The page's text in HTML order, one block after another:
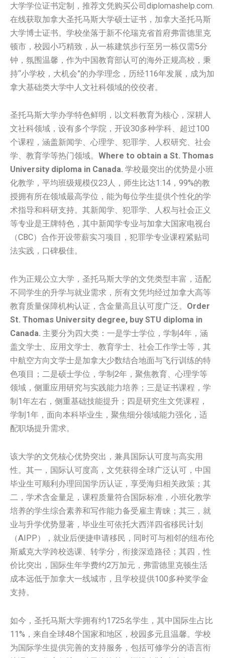
大学‌学位证书定制，推荐文凭购买公司diplomashelp.com.
在线获取加拿大圣托马斯大学‌硕士证书，加拿大圣托马斯
大学‌博士证书。学校坐落于新不伦瑞克省首府弗雷德里克
顿市，校园小巧精致，从一栋建筑步行至另一栋仅需5分
钟，氛围温馨，作为中国教育部认可的海外正规高校，秉
持“小学校，大机会”的办学理念，历经116年发展，成为加
拿大基础类大学中人文社科领域的佼佼者。
圣托马斯大学办学特色鲜明，以文科教育为核心，深耕人
文社科领域，设有多个学院，开设30多种学科、超过100
个课程，涵盖新闻学、心理学、犯罪学、人权研究、社会
学、教育学等热门领域。 Where to obtain a St. Thomas
University diploma in Canada. 学校最突出的优势是小班
化教学，平均班级规模仅23人，师生比达1:14，99%的教
授拥有所在领域最高学位，能为每位学生提供个性化的学
术指导和科研支持。其新闻学、犯罪学、人权与社会正义
等专业是王牌特色，其中新闻学专业与加拿大国家电视台
（CBC）合作开设带薪实习项目，犯罪学专业课程紧贴司
法实践，口碑极佳。
作为正规公立大学，圣托马斯大学的文凭类型丰富，适配
不同学生的升学与就业需求，所有文凭均经过加拿大高等
教育质量保障机构认证，含金量高且认可度广泛。 Order
St. Thomas University degree, buy STU diploma in
Canada. 主要分为四大类：一是学士学位，学制4年，涵
盖文学士、应用文学士、教育学士、社会工作学士等，其
中航空方向文学士是加拿大少数结合地面与飞行训练的特
色项目；二是硕士学位，学制2年，聚焦教育、心理学等
领域，侧重应用研究与实践能力培养；三是证书课程，学
制1年左右，侧重基础技能提升；四是研究生文凭课程，
学制1年，面向本科毕业生，聚焦细分领域能力强化，适
配职场提升需求。
该大学的文凭核心优势突出，兼具国际认可度与高实用
性。其一，国际认可度高，文凭获得全球广泛认可，中国
毕业生可顺利办理回国学历认证，享受海归相关政策；其
二，学术含金量足，课程质量符合国际标准，小班化教学
培养的学生综合素养和写作能力备受雇主青睐；其三，就
业与升学优势显著，毕业生可依托大西洋四省移民计划
（AIPP），就业后便捷申请移民，同时可与相邻的纽布伦
斯威克大学跨校选课、转学分，衔接深造路径；其四，性
价比突出，国际生年学费约2万加元，弗雷德里克顿生活
成本远低于加拿大一线城市，且学校提供100多种奖学金
支持。
如今，圣托马斯大学拥有约1725名学生，其中国际生占比
11%，来自全球48个国家和地区，校园多元且温馨。学校
为国际学生提供完善的支持服务，包括可修学分的语言衔